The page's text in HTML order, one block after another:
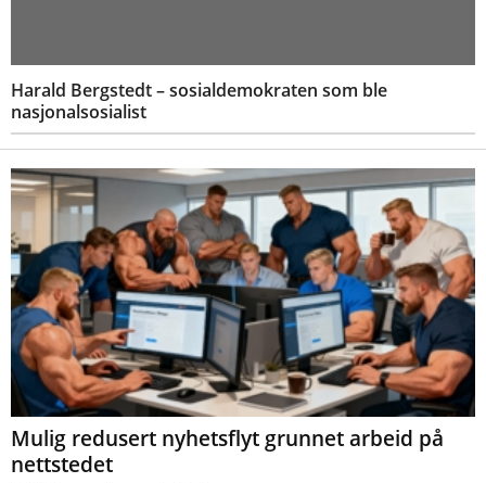
Harald Bergstedt – sosialdemokraten som ble
nasjonalsosialist
Mulig redusert nyhetsflyt grunnet arbeid på
nettstedet